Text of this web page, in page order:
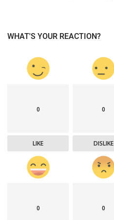
WHAT'S YOUR REACTION?
0
LIKE
0
DISLIKE
0 0